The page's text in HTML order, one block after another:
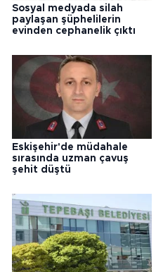
Sosyal medyada silah
paylaşan şüphelilerin
evinden cephanelik çıktı
Eskişehir'de müdahale
sırasında uzman çavuş
şehit düştü